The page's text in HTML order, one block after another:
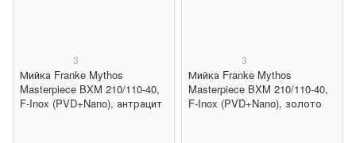
3
Мийка Franke Mythos
Masterpiece BXM 210/110-40,
F-Inox (PVD+Nano), антрацит
3
Мийка Franke Mythos
Masterpiece BXM 210/110-40,
F-Inox (PVD+Nano), золото